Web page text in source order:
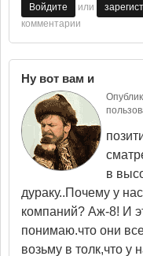
Войдите или
комментарии
Ну вот вам и
в
дураку..Почему у
компаний? Аж-8! И
понимаю.что они
возьму в толк,что у